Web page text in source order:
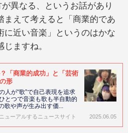
異なる、というお話があり
まえて考えると「商業的であ
に近い音楽」というのはかな
ますね。
「商業的成功」と「芸術
形
が“歌”で自己表現を追求
とつで音楽も歌も半自動的
歌や声が生み出す価...
ューアルするニュースサイト 2025.06.05